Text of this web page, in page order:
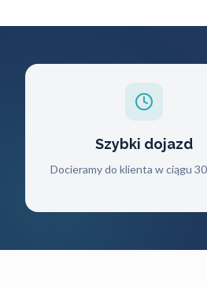
Szybki dojazd
Docieramy do klienta w ciągu